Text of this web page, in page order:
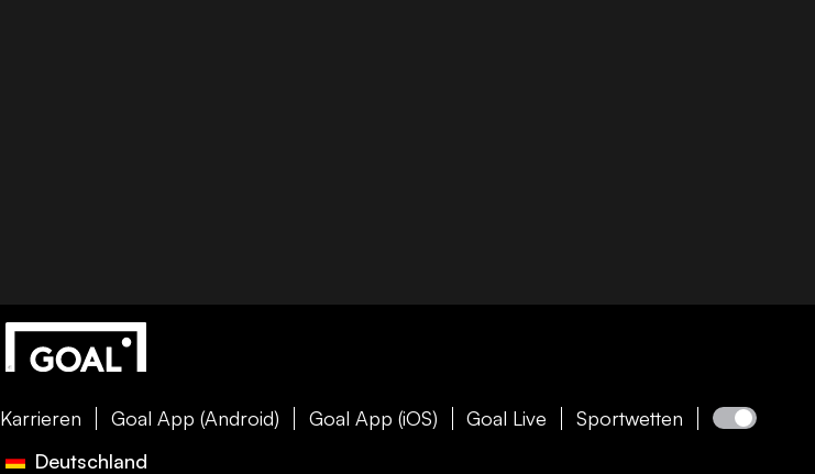
Karrieren Goal App (Android) Goal App (iOS) Goal Live
Sportwetten
Deutschland